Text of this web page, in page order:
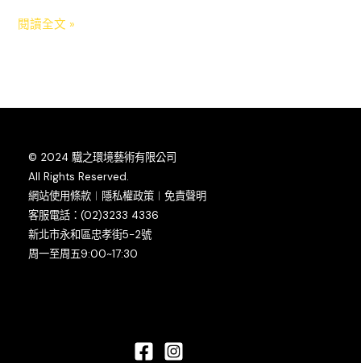
質
閱讀全文 »
© 2024 驖之環境藝術有限公司
All Rights Reserved.
網站使用條款︱隱私權政策︱免責聲明
客服電話：(02)3233 4336
新北市永和區忠孝街5-2號
周一至周五9:00~17:30